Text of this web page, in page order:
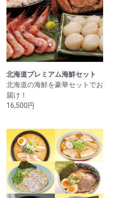
北海道プレミアム海鮮セット
北海道の海鮮を豪華セットでお
届け！
16,500円